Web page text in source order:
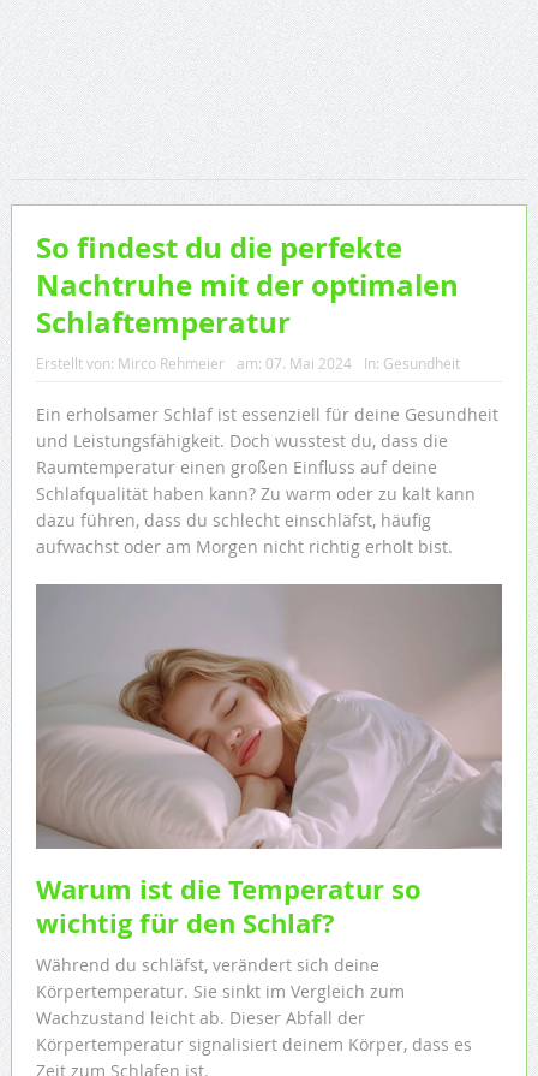
So findest du die perfekte
Nachtruhe mit der optimalen
Schlaftemperatur
Erstellt von: Mirco Rehmeier am: 07. Mai 2024 In: Gesundheit
Ein erholsamer Schlaf ist essenziell für deine Gesundheit
und Leistungsfähigkeit. Doch wusstest du, dass die
Raumtemperatur einen großen Einfluss auf deine
Schlafqualität haben kann? Zu warm oder zu kalt kann
dazu führen, dass du schlecht einschläfst, häufig
aufwachst oder am Morgen nicht richtig erholt bist.
Warum ist die Temperatur so
wichtig für den Schlaf?
Während du schläfst, verändert sich deine
Körpertemperatur. Sie sinkt im Vergleich zum
Wachzustand leicht ab. Dieser Abfall der
Körpertemperatur signalisiert deinem Körper, dass es
Zeit zum Schlafen ist.